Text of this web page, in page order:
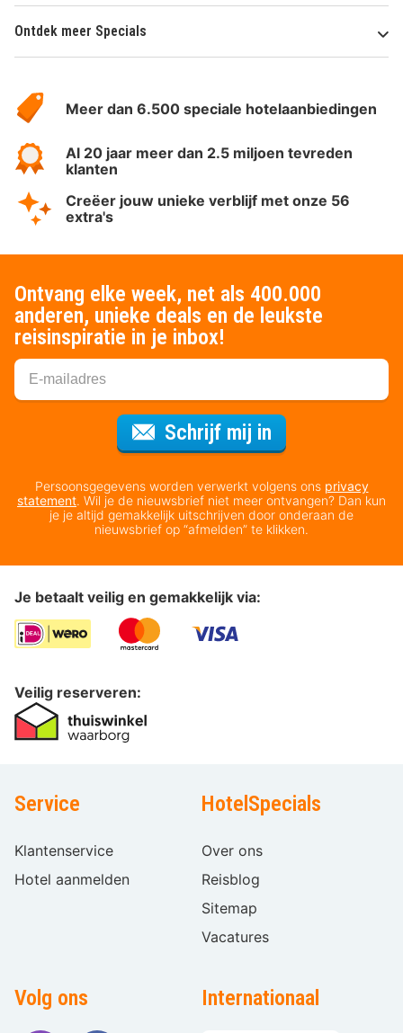
Ontdek meer Specials
HotelSpecials
Meer dan 6.500 speciale hotelaanbiedingen
Al 20 jaar meer dan 2.5 miljoen tevreden
klanten
Creëer jouw unieke verblijf met onze 56
extra's
Ontvang elke week, net als 400.000
anderen, unieke deals en de leukste
reisinspiratie in je inbox!
Schrijf mij in
Persoonsgegevens worden verwerkt volgens ons privacy
statement. Wil je de nieuwsbrief niet meer ontvangen? Dan kun
je je altijd gemakkelijk uitschrijven door onderaan de
nieuwsbrief op “afmelden” te klikken.
Je betaalt veilig en gemakkelijk via:
Veilig reserveren:
Service
Klantenservice
Hotel aanmelden
HotelSpecials
Over ons
Reisblog
Sitemap
Vacatures
Volg ons Internationaal